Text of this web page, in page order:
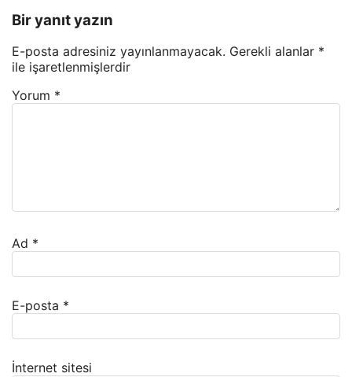
Bir yanıt yazın
E-posta adresiniz yayınlanmayacak. Gerekli alanlar *
ile işaretlenmişlerdir
Yorum *
Ad *
E-posta *
İnternet sitesi